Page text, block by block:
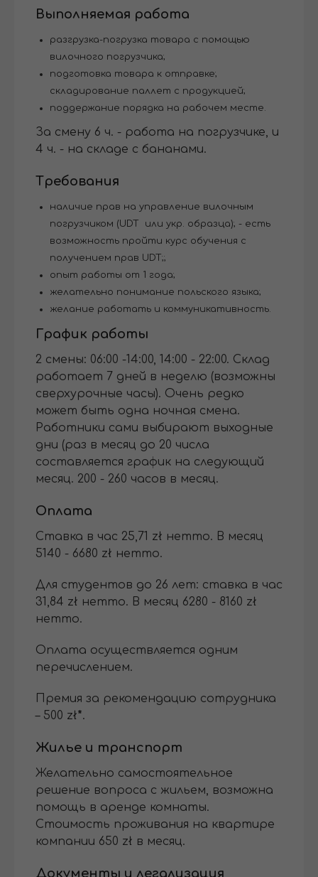
Выполняемая работа
разгрузка-погрузка товара с помощью
вилочного погрузчика;
подготовка товара к отправке;
складирование паллет с продукцией;
поддержание порядка на рабочем месте.
За смену 6 ч. - работа на погрузчике, и
4 ч. - на складе с бананами.
Требования
наличие прав на управление вилочным
погрузчиком (UDT или укр. образца); - есть
возможность пройти курс обучения с
получением прав UDT;;
опыт работы от 1 года;
желательно понимание польского языка;
желание работать и коммуникативность.
График работы
2 смены: 06:00 -14:00, 14:00 - 22:00. Склад
работает 7 дней в неделю (возможны
сверхурочные часы). Очень редко
может быть одна ночная смена.
Работники сами выбирают выходные
дни (раз в месяц до 20 числа
составляется график на следующий
месяц. 200 - 260 часов в месяц.
Оплата
Cтавка в час 25,71 zł нетто. В месяц
5140 - 6680 zł нетто.
Для студентов до 26 лет: ставка в час
31,84 zł нетто. В месяц 6280 - 8160 zł
нетто.
Оплата осуществляется одним
перечислением.
Премия за рекомендацию сотрудника
– 500 zł*.
Жилье и транспорт
Желательно самостоятельное
решение вопроса с жильем, возможна
помощь в аренде комнаты.
Cтоимость проживания на квартире
компании 650 zł в месяц.
Документы и легализация